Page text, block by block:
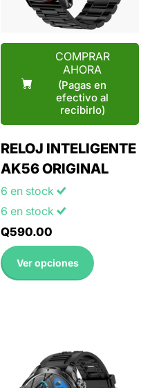
COMPRAR
AHORA
(Pagas en
efectivo al
recibirlo)
RELOJ INTELIGENTE
AK56 ORIGINAL
6 en stock
6 en stock
Q590.00
Ver opciones